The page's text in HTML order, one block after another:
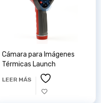
Cámara para Imágenes
Térmicas Launch
LEER MÁS